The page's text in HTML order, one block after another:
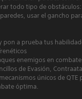
todo tipo de
usar el gancho
a prueba tus
enemigos en
de Evasión,
únicos de QTE
óptima.